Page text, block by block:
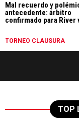
Mal recuerdo y
antecedente: árbitro
confirmado para River
TORNEO CLAUSURA
TOP